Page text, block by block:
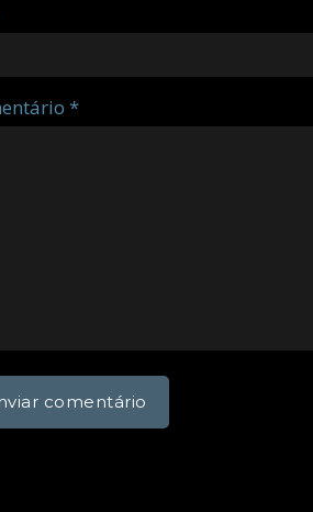
*